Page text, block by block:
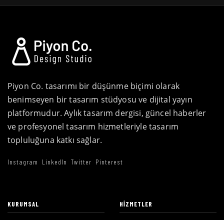
Piyon Co. tasarımı bir düşünme biçimi olarak
benimseyen bir tasarım stüdyosu ve dijital yayın
platformudur. Aylık tasarım dergisi, güncel haberler
ve profesyonel tasarım hizmetleriyle tasarım
topluluğuna katkı sağlar.
Instagram LinkedIn Twitter Pinterest
KURUMSAL HIZMETLER